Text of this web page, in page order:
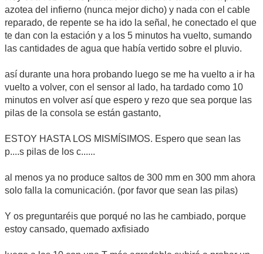
azotea del infierno (nunca mejor dicho) y nada con el cable
reparado, de repente se ha ido la señal, he conectado el que
te dan con la estación y a los 5 minutos ha vuelto, sumando
las cantidades de agua que había vertido sobre el pluvio.
así durante una hora probando luego se me ha vuelto a ir ha
vuelto a volver, con el sensor al lado, ha tardado como 10
minutos en volver así que espero y rezo que sea porque las
pilas de la consola se están gastanto,
ESTOY HASTA LOS MISMÍSIMOS. Espero que sean las
p....s pilas de los c......
al menos ya no produce saltos de 300 mm en 300 mm ahora
solo falla la comunicación. (por favor que sean las pilas)
Y os preguntaréis que porqué no las he cambiado, porque
estoy cansado, quemado axfisiado